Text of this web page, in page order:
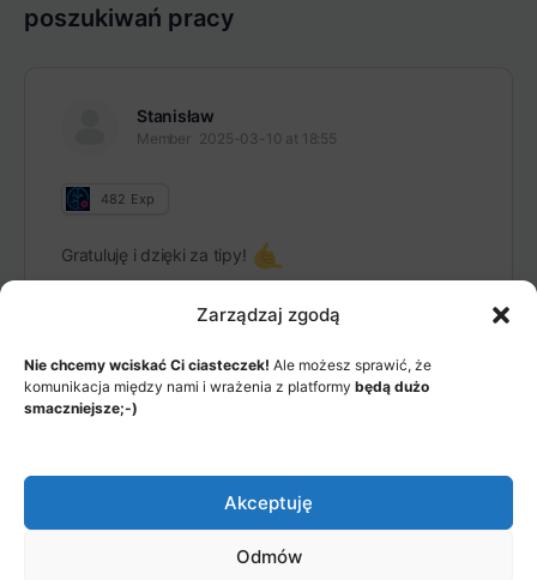
Zarządzaj zgodą
Nie chcemy wciskać Ci ciasteczek! Ale możesz sprawić, że
komunikacja między nami i wrażenia z platformy będą dużo
smaczniejsze;-)
Akceptuję
Odmów
poszukiwań pracy
Stanisław
Member 2025-03-10 at 18:55
482 Exp
Gratuluję i dzięki za tipy!
JAK TO DZIAŁA?
© 2026 - Akademia Big Data, Stworzone przez: Riotech Data